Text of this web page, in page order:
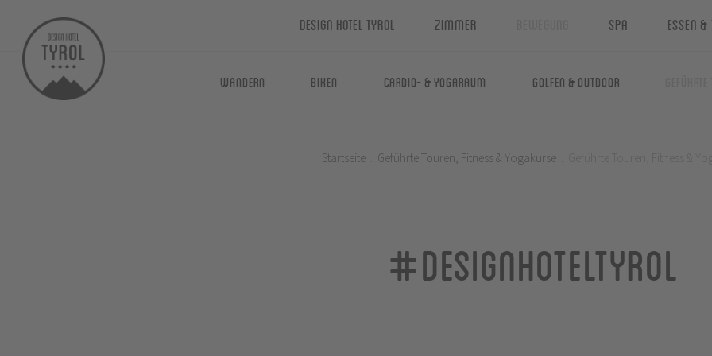
Design Hotel Tyrol Zimmer Spa Essen
Wandern Biken Cardio- & Yogaraum Golfen & Outdoor
Startseite Geführte Touren, Fitness & Yogakurse
#designhoteltyrol